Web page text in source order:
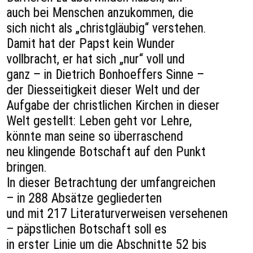
auch bei Menschen anzu­kom­men, die
sich nicht als „christ­gläu­big“ verstehen.
Damit hat der Papst kein Wunder
voll­bracht, er hat sich „nur“ voll und
ganz – in Diet­rich Bonhoef­fers Sinne –
der Dies­sei­tig­keit dieser Welt und der
Aufga­be der christ­li­chen Kirchen in dieser
Welt gestellt: Leben geht vor Lehre,
könnte man seine so überraschend
neu klin­gen­de Botschaft auf den Punkt
bringen.
In dieser Betrach­tung der umfangreichen
– in 288 Absät­ze gegliederten
und mit 217 Lite­ra­tur­ver­wei­sen versehenen
– päpst­li­chen Botschaft soll es
in erster Linie um die Abschnit­te 52 bis